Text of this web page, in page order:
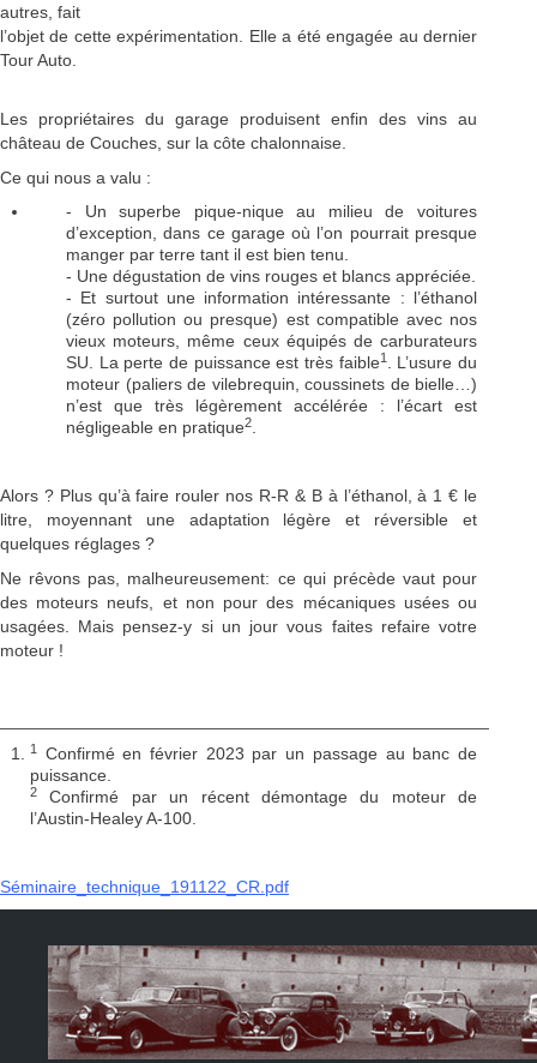
autres, fait
l’objet de cette expérimentation. Elle a été engagée au dernier
Tour Auto.
Les propriétaires du garage produisent enfin des vins au
château de Couches, sur la côte chalonnaise.
Ce qui nous a valu :
- Un superbe pique-nique au milieu de voitures
d’exception, dans ce garage où l’on pourrait presque
manger par terre tant il est bien tenu.
- Une dégustation de vins rouges et blancs appréciée.
- Et surtout une information intéressante : l’éthanol
(zéro pollution ou presque) est compatible avec nos
vieux moteurs, même ceux équipés de carburateurs
SU. La perte de puissance est très faible1. L’usure du
moteur (paliers de vilebrequin, coussinets de bielle…)
n’est que très légèrement accélérée : l’écart est
négligeable en pratique2
Alors ? Plus qu’à faire rouler nos R-R & B à l’éthanol, à 1 € le
litre, moyennant une adaptation légère et réversible et
quelques réglages ?
Ne rêvons pas, malheureusement: ce qui précède vaut pour
des moteurs neufs, et non pour des mécaniques usées ou
usagées. Mais pensez-y si un jour vous faites refaire votre
moteur !
1
Confirmé en février 2023 par un passage au banc de
puissance.
2
Confirmé par un récent démontage du moteur de
l’Austin-Healey A-100.
Séminaire_technique_191122_CR.pdf